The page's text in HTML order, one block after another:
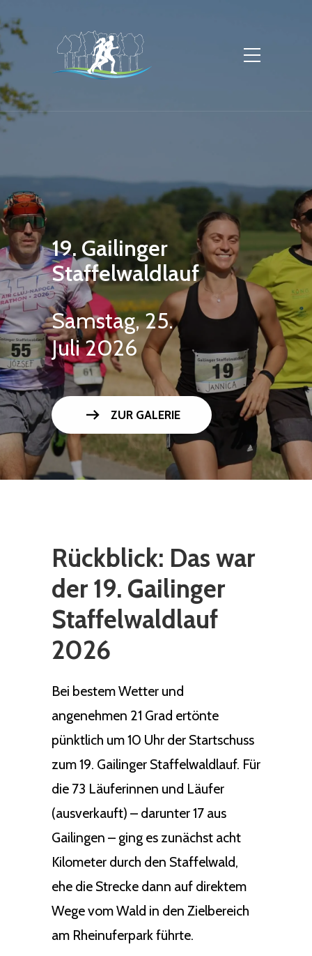
19. Gailinger
Staffelwaldlauf
Samstag, 25.
Juli 2026
arrow_right_alt ZUR GALERIE
Rückblick: Das war
der 19. Gailinger
Staffelwaldlauf
2026
Bei bestem Wetter und
angenehmen 21 Grad ertönte
pünktlich um 10 Uhr der Startschuss
zum 19. Gailinger Staffelwaldlauf. Für
die 73 Läuferinnen und Läufer
(ausverkauft) – darunter 17 aus
Gailingen – ging es zunächst acht
Kilometer durch den Staffelwald,
ehe die Strecke dann auf direktem
Wege vom Wald in den Zielbereich
am Rheinuferpark führte.